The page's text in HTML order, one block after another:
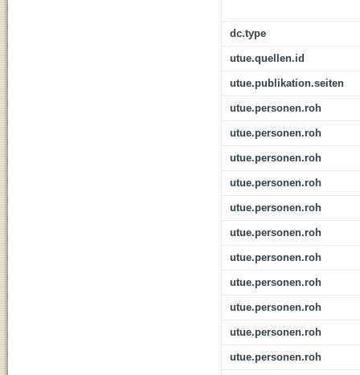
dc.type
utue.quellen.id
utue.publikation.seiten
utue.personen.roh
utue.personen.roh
utue.personen.roh
utue.personen.roh
utue.personen.roh
utue.personen.roh
utue.personen.roh
utue.personen.roh
utue.personen.roh
utue.personen.roh
utue.personen.roh